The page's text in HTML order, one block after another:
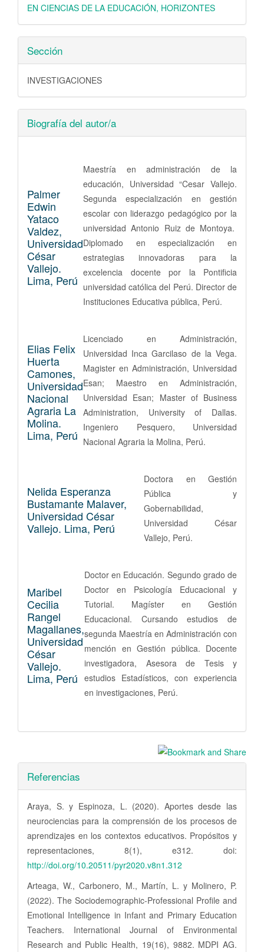
EN CIENCIAS DE LA EDUCACIÓN, HORIZONTES
Sección
INVESTIGACIONES
Biografía del autor/a
Palmer
Edwin
Yataco
Valdez,
Universidad
César
Vallejo.
Lima, Perú
Maestría en administración de la
educación, Universidad “Cesar Vallejo.
Segunda especialización en gestión
escolar con liderazgo pedagógico por la
universidad Antonio Ruiz de Montoya.
Diplomado en especialización en
estrategias innovadoras para la
excelencia docente por la Pontificia
universidad católica del Perú. Director de
Instituciones Educativa pública, Perú.
Elias Felix
Huerta
Camones,
Universidad
Nacional
Agraria La
Molina.
Lima, Perú
Licenciado en Administración,
Universidad Inca Garcilaso de la Vega.
Magister en Administración, Universidad
Esan; Maestro en Administración,
Universidad Esan; Master of Business
Administration, University of Dallas.
Ingeniero Pesquero, Universidad
Nacional Agraria la Molina, Perú.
Nelida Esperanza
Bustamante Malaver,
Universidad César
Vallejo. Lima, Perú
Doctora en Gestión
Pública y
Gobernabilidad,
Universidad César
Vallejo, Perú.
Maribel
Cecilia
Rangel
Magallanes,
Universidad
César
Vallejo.
Lima, Perú
Doctor en Educación. Segundo grado de
Doctor en Psicología Educacional y
Tutorial. Magíster en Gestión
Educacional. Cursando estudios de
segunda Maestría en Administración con
mención en Gestión pública. Docente
investigadora, Asesora de Tesis y
estudios Estadísticos, con experiencia
en investigaciones, Perú.
Referencias
Araya, S. y Espinoza, L. (2020). Aportes desde las
neurociencias para la comprensión de los procesos de
aprendizajes en los contextos educativos. Propósitos y
representaciones, 8(1), e312. doi:
http://doi.org/10.20511/pyr2020.v8n1.312
Arteaga, W., Carbonero, M., Martín, L. y Molinero, P.
(2022). The Sociodemographic-Professional Profile and
Emotional Intelligence in Infant and Primary Education
Teachers. International Journal of Environmental
Research and Public Health, 19(16), 9882. MDPI AG.